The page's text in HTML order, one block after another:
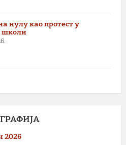
нулу као протест у
школи
2026